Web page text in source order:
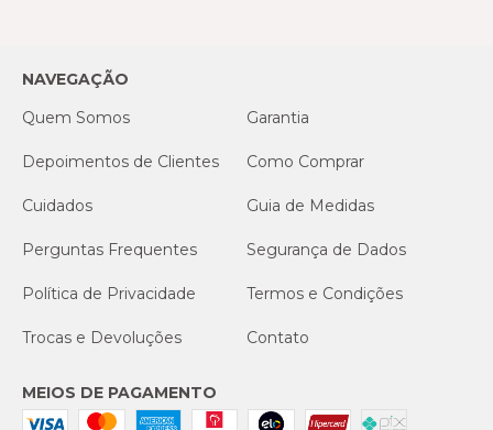
NAVEGAÇÃO
Quem Somos
Garantia
Depoimentos de Clientes Como Comprar
Cuidados Guia de Medidas
Perguntas Frequentes Segurança de Dados
Política de Privacidade Termos e Condições
Trocas e Devoluções Contato
MEIOS DE PAGAMENTO